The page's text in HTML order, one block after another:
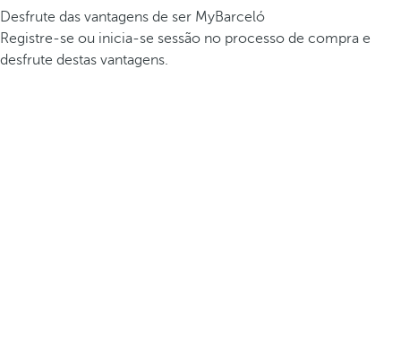
Desfrute das vantagens de ser MyBarceló
Registre-se ou inicia-se sessão no processo de compra e
desfrute destas vantagens.